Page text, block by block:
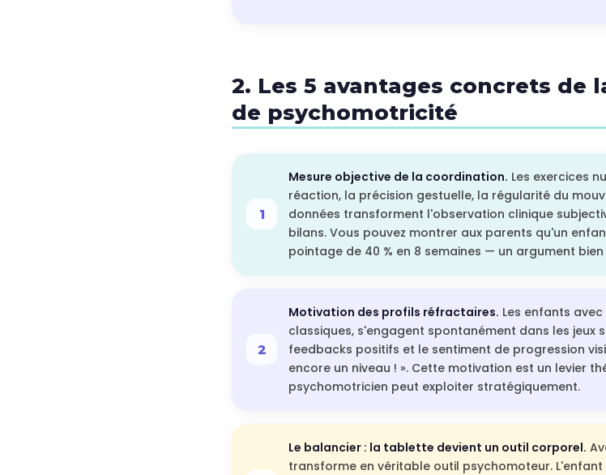
2. Les 5 avantages concrets de
de psychomotricité
Mesure objective de la coordination. Les exercices
réaction, la précision gestuelle, la régularité du
données transforment l'observation clinique
bilans. Vous pouvez montrer aux parents qu'un
pointage de 40 % en 8 semaines — un argument
Motivation des profils réfractaires. Les enfants
classiques, s'engagent spontanément dans les jeux
feedbacks positifs et le sentiment de progression
encore un niveau ! ». Cette motivation est un levier
psychomotricien peut exploiter stratégiquement.
Le balancier : la tablette devient un outil corporel.
transforme en véritable outil psychomoteur.